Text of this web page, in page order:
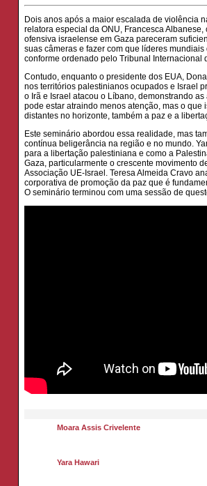
Dois anos após a maior escalada de violência
relatora especial da ONU, Francesca
ofensiva israelense em Gaza pareceram
suas câmeras e fazer com que líderes
conforme ordenado pelo Tribunal Internacional
Contudo, enquanto o presidente dos EUA,
nos territórios palestinianos ocupados e Israel
o Irã e Israel atacou o Líbano, demonstrando
pode estar atraindo menos atenção, mas o
distantes no horizonte, também a paz e a
Este seminário abordou essa realidade, mas
contínua beligerância na região e no mundo.
para a libertação palestiniana e como a
Gaza, particularmente o crescente movimento
Associação UE-Israel. Teresa Almeida Cravo
corporativa de promoção da paz que é
O seminário terminou com uma sessão de
Moara Assis Crivelente
Yara Hawari